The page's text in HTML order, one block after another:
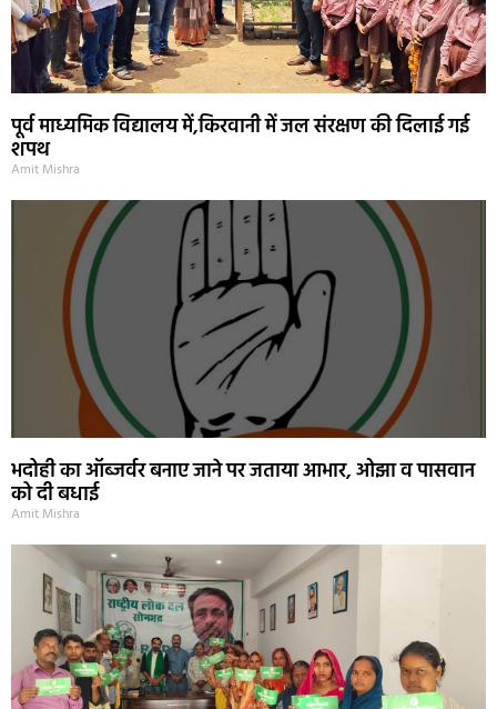
पूर्व माध्यमिक विद्यालय में,किरवानी में जल संरक्षण की दिलाई गई
शपथ
Amit Mishra
भदोही का ऑब्जर्वर बनाए जाने पर जताया आभार, ओझा व पासवान
को दी बधाई
Amit Mishra